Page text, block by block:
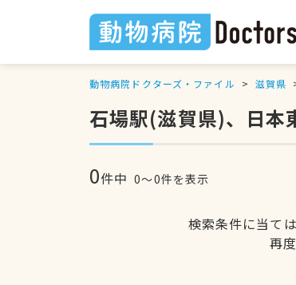
動物病院ドクターズ・ファイル 滋賀県
石場駅(滋賀県)、日本
0件中 0〜0件を表示
検索条件に当て
再